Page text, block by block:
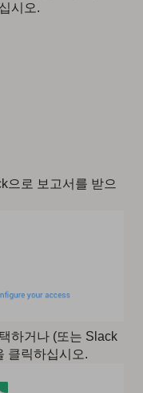
시오.
으로 보고서를 받으
하거나 (또는 Slack
클릭하십시오.